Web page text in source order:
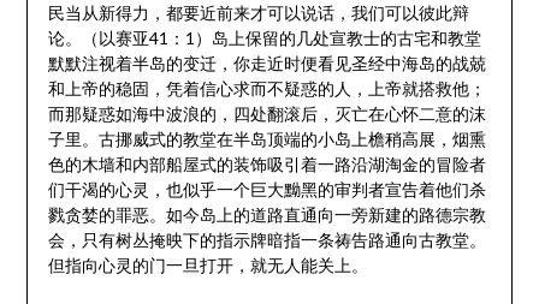
民当从新得力，都要近前来才可以说话，我们可以彼此辩
论。（以赛亚41：1）岛上保留的几处宣教士的古宅和教堂
默默注视着半岛的变迁，你走近时便看见圣经中海岛的战兢
和上帝的稳固，凭着信心求而不疑惑的人，上帝就搭救他；
而那疑惑如海中波浪的，四处翻滚后，灭亡在心怀二意的沫
子里。古挪威式的教堂在半岛顶端的小岛上檐稍高展，烟熏
色的木墙和内部船屋式的装饰吸引着一路沿湖淘金的冒险者
们干渴的心灵，也似乎一个巨大黝黑的审判者宣告着他们杀
戮贪婪的罪恶。如今岛上的道路直通向一旁新建的路德宗教
会，只有树丛掩映下的指示牌暗指一条祷告路通向古教堂。
但指向心灵的门一旦打开，就无人能关上。